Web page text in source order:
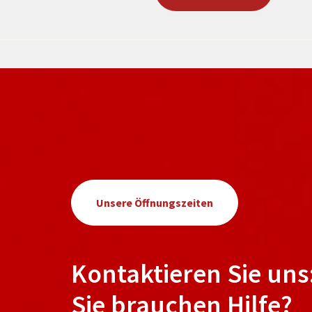
Unsere Öffnungszeiten
Kontaktieren Sie
Sie brauchen Hilfe?